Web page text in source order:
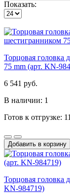
Показать:
Торцовая головка
75 mm (арт. KN-
6 541 руб.
В наличии: 1
Готов к отгрузке:
Добавить в корзину
Торцовая головка
KN-984719)